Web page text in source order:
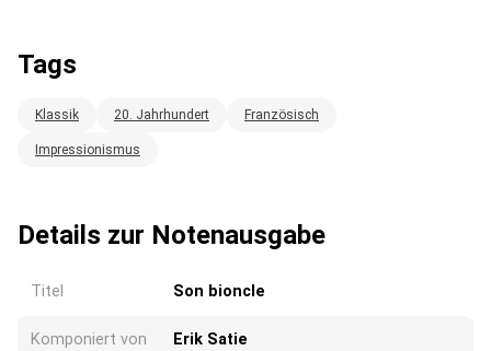
Tags
Klassik 20. Jahrhundert Französisch
Impressionismus
Details zur Notenausgabe
Titel Son bioncle
Komponiert von Erik Satie